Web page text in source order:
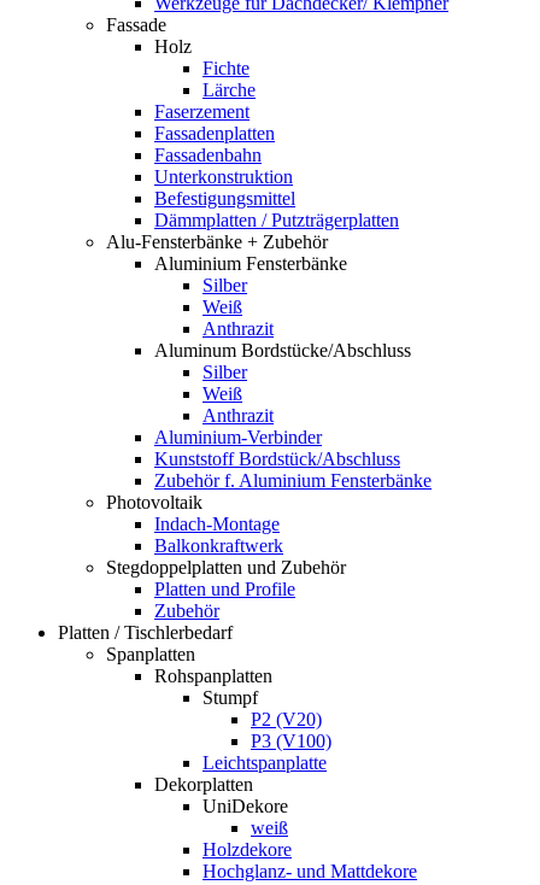
Fassade
Holz
Fichte
Lärche
Faserzement
Fassadenplatten
Fassadenbahn
Unterkonstruktion
Befestigungsmittel
Dämmplatten / Putzträgerplatten
Alu-Fensterbänke + Zubehör
Aluminium Fensterbänke
Silber
Weiß
Anthrazit
Aluminum Bordstücke/Abschluss
Silber
Weiß
Anthrazit
Aluminium-Verbinder
Kunststoff Bordstück/Abschluss
Zubehör f. Aluminium Fensterbänke
Photovoltaik
Indach-Montage
Balkonkraftwerk
Stegdoppelplatten und Zubehör
Platten und Profile
Zubehör
Platten / Tischlerbedarf
Spanplatten
Rohspanplatten
Stumpf
P2 (V20)
P3 (V100)
Leichtspanplatte
Dekorplatten
UniDekore
weiß
Holzdekore
Hochglanz- und Mattdekore